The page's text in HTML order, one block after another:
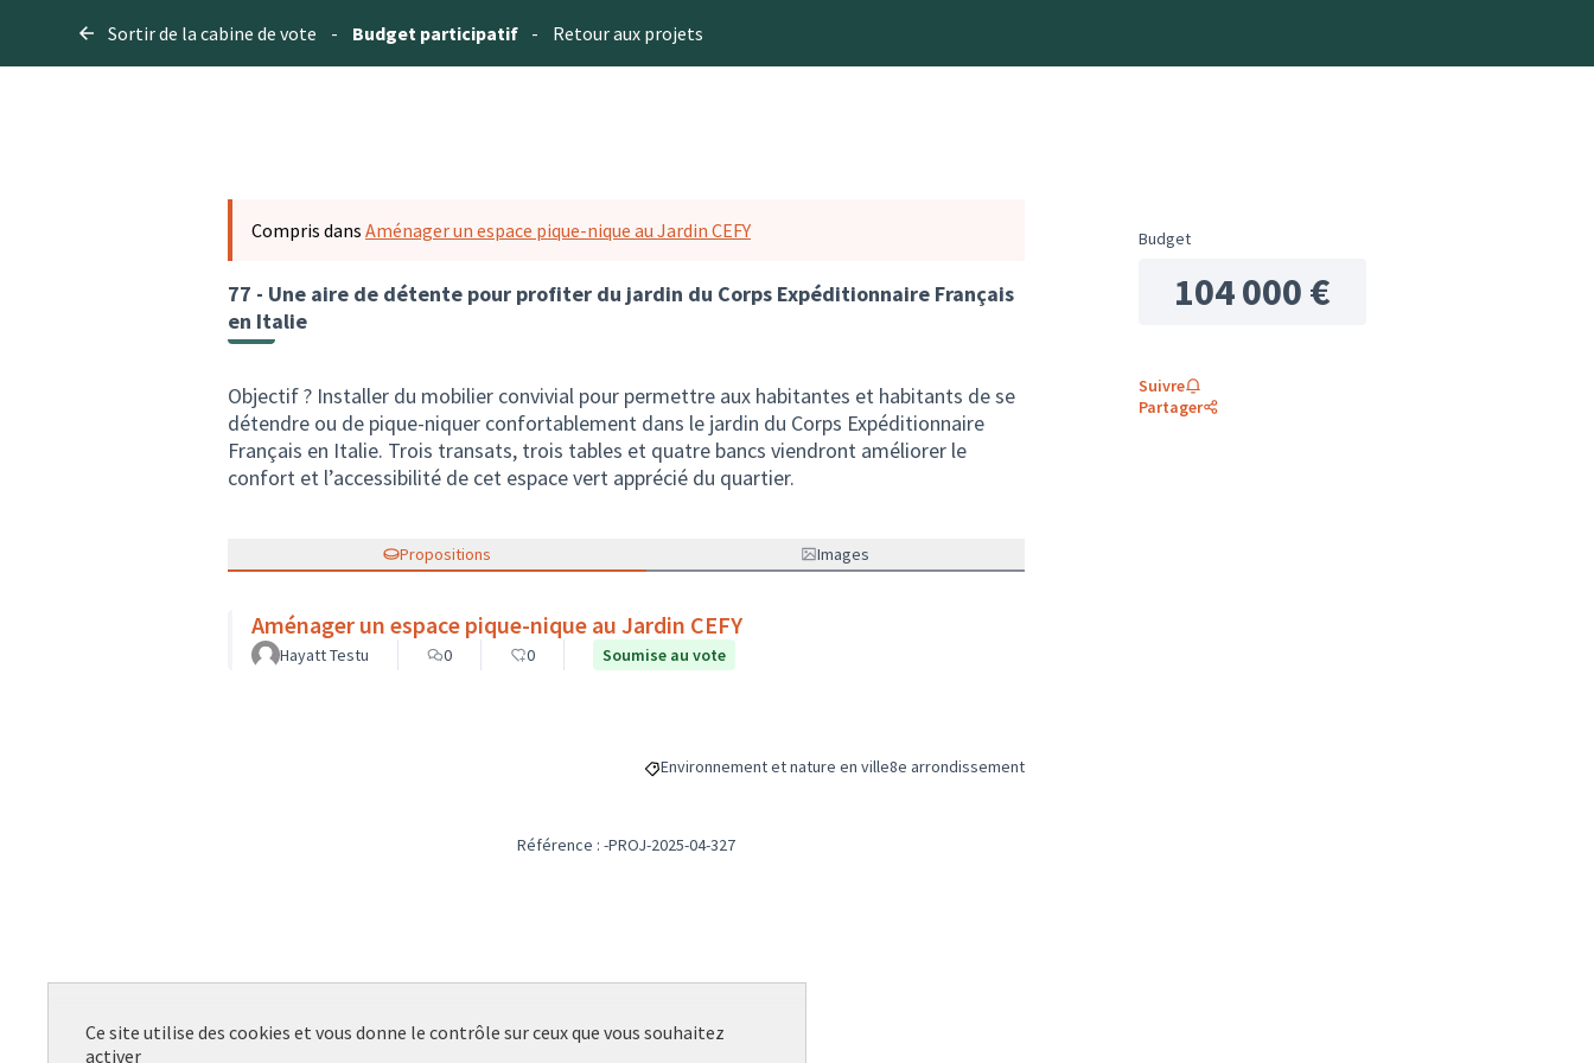
Sortir de la cabine de vote - Budget participatif - Retour aux projets
Compris dans Aménager un espace pique-nique au Jardin CEFY
77 - Une aire de détente pour profiter du jardin du Corps Expéditionnaire Français
en Italie
Objectif ? Installer du mobilier convivial pour permettre aux habitantes et habitants de se
détendre ou de pique-niquer confortablement dans le jardin du Corps Expéditionnaire
Français en Italie. Trois transats, trois tables et quatre bancs viendront améliorer le
confort et l’accessibilité de cet espace vert apprécié du quartier.
Propositions Images
Aménager un espace pique-nique au Jardin CEFY
Hayatt Testu 0 0 Soumise au vote
Filtrer les résultats de la catégorie : Environnement et nature en ville
Environnement et nature en villeFiltrer les résultats pour le secteur : 8e arrondissement
8e arrondissement
Budget
104 000 €
Suivre
Partager
Référence : -PROJ-2025-04-327
Ce site utilise des cookies et vous donne le contrôle sur ceux que vous souhaitez
activer